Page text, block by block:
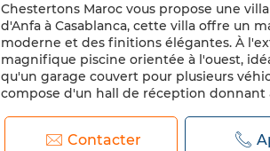
Chestertons Maroc vous propose une
d'Anfa à Casablanca, cette villa offre un
moderne et des finitions élégantes. À
magnifique piscine orientée à l'ouest,
qu'un garage couvert pour plusieurs
compose d'un hall de réception donnant
Contacter